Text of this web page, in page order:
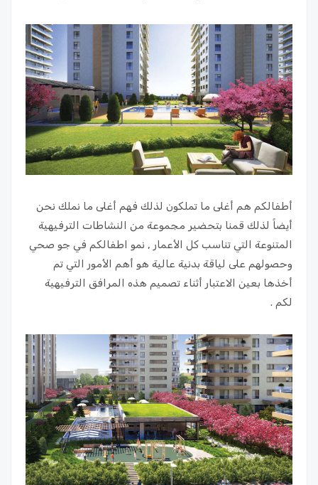
أطفالكم هم أغلى ما تملكون لذلك فهم أغلى ما نملك نحن
أيضاً لذلك قمنا بتحضير مجموعة من النشاطات الترفيهية
المتنوعة التي تناسب كل الأعمار , نمو اطفالكم في جو صحي
وحصولهم على لياقة بدنية عالية هو أهم الأمور التي تم
أخذها بعين الاعتبار أثناء تصميم هذه المرافق الترفيهية
لكم .